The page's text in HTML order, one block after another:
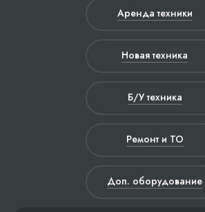
Аренда техники
Новая техника
Б/У техника
Ремонт и ТО
Доп. оборудование